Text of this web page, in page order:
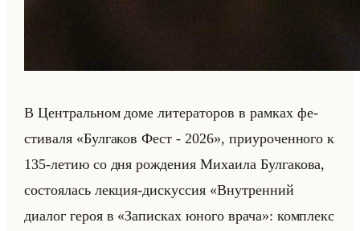
В Цен­тральном доме ли­те­ра­то­ров в рам­ках фе­
сти­ва­ля «Булгаков Фест - 2026», при­уро­чен­но­го к
135-летию со дня рож­де­ния Ми­ха­ила Бул­га­ко­ва,
со­сто­ялась лек­ция-дис­кус­сия «Внутренний
диалог героя в «Записках юного врача»: ком­плекс